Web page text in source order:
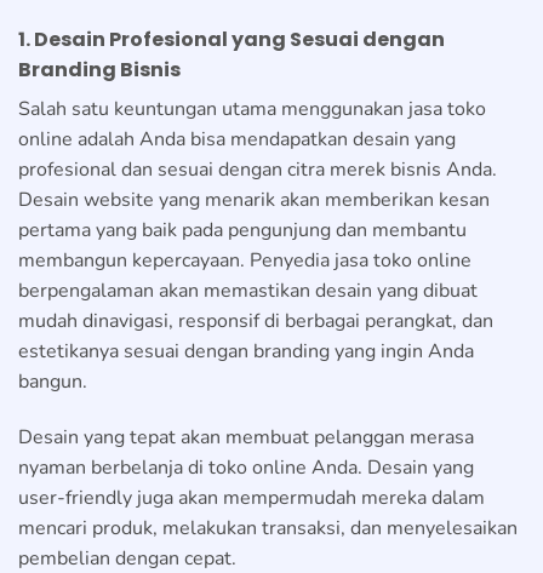
1. Desain Profesional yang Sesuai dengan
Branding Bisnis
Salah satu keuntungan utama menggunakan jasa toko
online adalah Anda bisa mendapatkan desain yang
profesional dan sesuai dengan citra merek bisnis Anda.
Desain website yang menarik akan memberikan kesan
pertama yang baik pada pengunjung dan membantu
membangun kepercayaan. Penyedia jasa toko online
berpengalaman akan memastikan desain yang dibuat
mudah dinavigasi, responsif di berbagai perangkat, dan
estetikanya sesuai dengan branding yang ingin Anda
bangun.
Desain yang tepat akan membuat pelanggan merasa
nyaman berbelanja di toko online Anda. Desain yang
user-friendly juga akan mempermudah mereka dalam
mencari produk, melakukan transaksi, dan menyelesaikan
pembelian dengan cepat.